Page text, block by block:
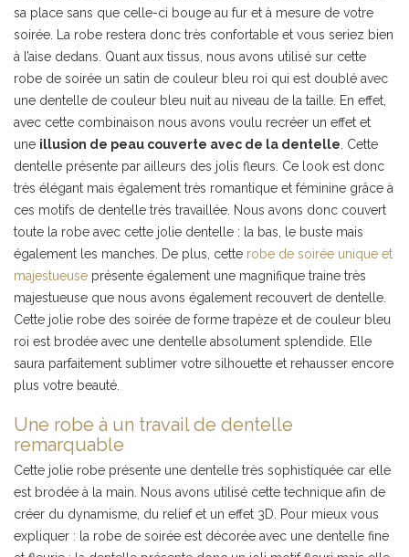
sa place sans que celle-ci bouge au fur et à mesure de votre
soirée. La robe restera donc très confortable et vous seriez bien
à l’aise dedans. Quant aux tissus, nous avons utilisé sur cette
robe de soirée un satin de couleur bleu roi qui est doublé avec
une dentelle de couleur bleu nuit au niveau de la taille. En effet,
avec cette combinaison nous avons voulu recréer un effet et
une illusion de peau couverte avec de la dentelle. Cette
dentelle présente par ailleurs des jolis fleurs. Ce look est donc
très élégant mais également très romantique et féminine grâce à
ces motifs de dentelle très travaillée. Nous avons donc couvert
toute la robe avec cette jolie dentelle : la bas, le buste mais
également les manches. De plus, cette robe de soirée unique et
majestueuse présente également une magnifique traine très
majestueuse que nous avons également recouvert de dentelle.
Cette jolie robe des soirée de forme trapèze et de couleur bleu
roi est brodée avec une dentelle absolument splendide. Elle
saura parfaitement sublimer votre silhouette et rehausser encore
plus votre beauté.
Une robe à un travail de dentelle
remarquable
Cette jolie robe présente une dentelle très sophistiquée car elle
est brodée à la main. Nous avons utilisé cette technique afin de
créer du dynamisme, du relief et un effet 3D. Pour mieux vous
expliquer : la robe de soirée est décorée avec une dentelle fine